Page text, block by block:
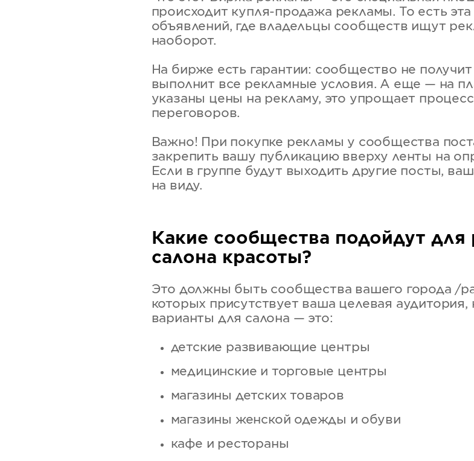
происходит купля-продажа рекламы. То есть эта
объявлений, где владельцы сообществ ищут
наоборот.
На бирже есть гарантии: сообщество не получит
выполнит все рекламные условия. А еще — на
указаны цены на рекламу, это упрощает
переговоров.
Важно! При покупке рекламы у сообщества
закрепить вашу публикацию вверху ленты на
Если в группе будут выходить другие посты,
на виду.
Какие сообщества подойдут для
салона красоты?
Это должны быть сообщества вашего города /
которых присутствует ваша целевая
варианты для салона — это:
детские развивающие центры
медицинские и торговые центры
магазины детских товаров
магазины женской одежды и обуви
кафе и рестораны